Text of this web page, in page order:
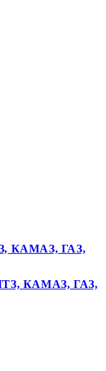
КАМАЗ, ГАЗ,
КАМАЗ, ГАЗ,